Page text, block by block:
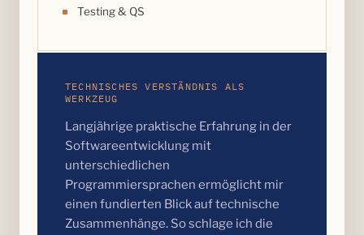
Testing & QS
TECHNISCHES VERSTÄNDNIS ALS
WERKZEUG
Langjährige praktische Erfahrung in der
Softwareentwicklung mit
unterschiedlichen
Programmiersprachen ermöglicht mir
einen fundierten Blick auf technische
Zusammenhänge. So schlage ich die